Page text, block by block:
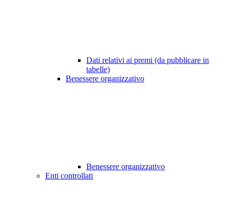
Dati relativi ai premi (da pubblicare in
tabelle)
Benessere organizzativo
Benessere organizzativo
Enti controllati